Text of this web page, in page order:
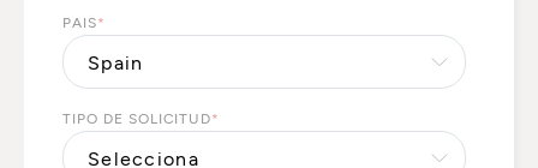
PAIS*
TIPO DE SOLICITUD*